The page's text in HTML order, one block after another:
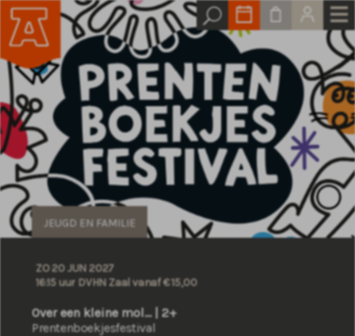
Over een kleine mol... | 2+
Prentenboekjesfestival
JEUGD EN FAMILIE
ZO 20 JUN 2027
16:15 uur DVHN Zaalvanaf € 15,00